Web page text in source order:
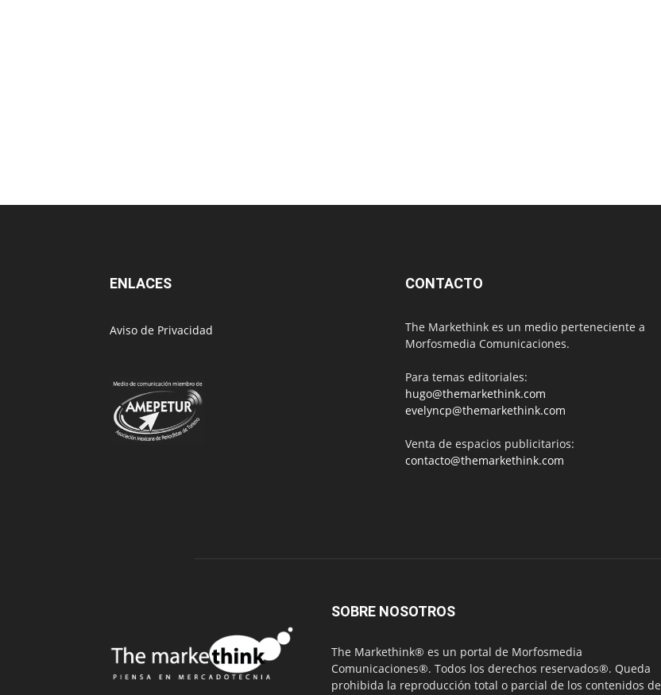
ENLACES
Aviso de Privacidad
CONTACTO
The Markethink es un medio perteneciente a
Morfosmedia Comunicaciones.
Para temas editoriales:
hugo@themarkethink.com
evelyncp@themarkethink.com
Venta de espacios publicitarios:
contacto@themarkethink.com
SOBRE NOSOTROS
The Markethink® es un portal de Morfosmedia
Comunicaciones®. Todos los derechos reservados®. Queda
prohibida la reproducción total o parcial de los contenidos de